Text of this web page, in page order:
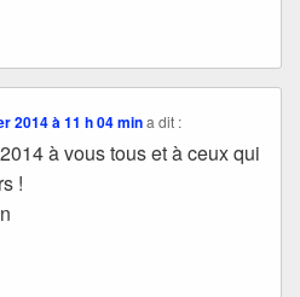
2014 à 11 h 04 min a dit :
à vous tous et à ceux qui
!